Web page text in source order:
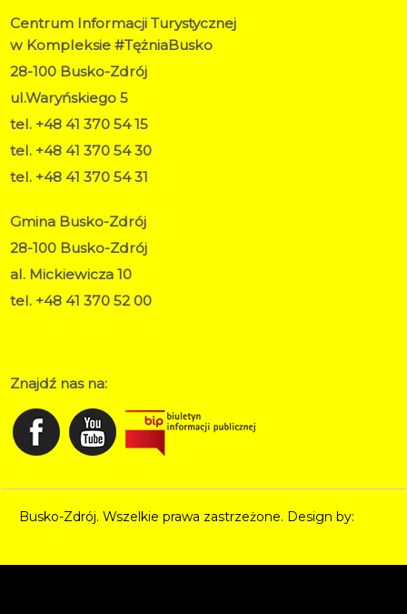
Centrum Informacji Turystycznej
w Kompleksie #TężniaBusko
28-100 Busko-Zdrój
ul.Waryńskiego 5
tel. +48 41 370 54 15
tel. +48 41 370 54 30
tel. +48 41 370 54 31
Gmina Busko-Zdrój
28-100 Busko-Zdrój
al. Mickiewicza 10
tel. +48 41 370 52 00
Znajdź nas na:
Busko-Zdrój. Wszelkie prawa zastrzeżone. Design by: